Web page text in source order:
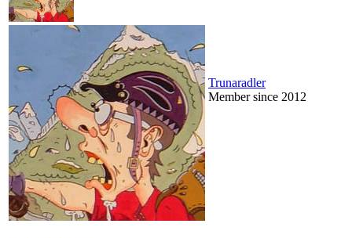
Trunaradler
Member since 2012